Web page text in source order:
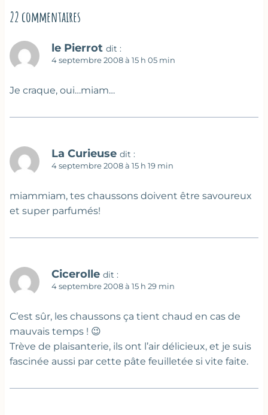
22 commentaires
le Pierrot dit :
4 septembre 2008 à 15 h 05 min
Je craque, oui…miam…
La Curieuse dit :
4 septembre 2008 à 15 h 19 min
miammiam, tes chaussons doivent être savoureux
et super parfumés!
Cicerolle dit :
4 septembre 2008 à 15 h 29 min
C’est sûr, les chaussons ça tient chaud en cas de
mauvais temps ! 😉
Trève de plaisanterie, ils ont l’air délicieux, et je suis
fascinée aussi par cette pâte feuilletée si vite faite.